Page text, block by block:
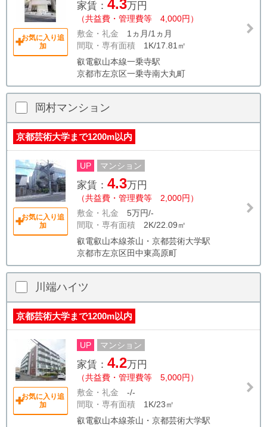
お気に入り追
加
家賃： 4.3万円
（共益費・管理費等 4,000円）
敷金・礼金 1ヵ月/1ヵ月
間取・専有面積 1K/17.81㎡
叡電叡山本線一乗寺駅
京都市左京区一乗寺南大丸町
岡村マンション
京都芸術大学まで1200m以内
お気に入り追
加
UP マンション
家賃： 4.3万円
（共益費・管理費等 2,000円）
敷金・礼金 5万円/-
間取・専有面積 2K/22.09㎡
叡電叡山本線茶山・京都芸術大学駅
京都市左京区田中東高原町
川端ハイツ
京都芸術大学まで1200m以内
お気に入り追
加
UP マンション
家賃： 4.2万円
（共益費・管理費等 5,000円）
敷金・礼金 -/-
間取・専有面積 1K/23㎡
叡電叡山本線茶山・京都芸術大学駅